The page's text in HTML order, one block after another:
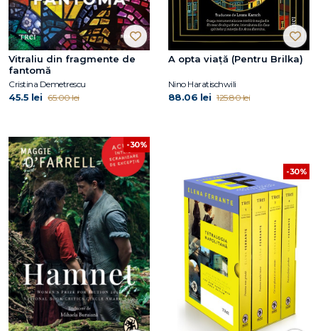
Vitraliu din fragmente de
fantomă
Cristina Demetrescu
45.5 lei 65.00 lei
A opta viață (Pentru Brilka)
Nino Haratischwili
88.06 lei 125.80 lei
-30%
-30%